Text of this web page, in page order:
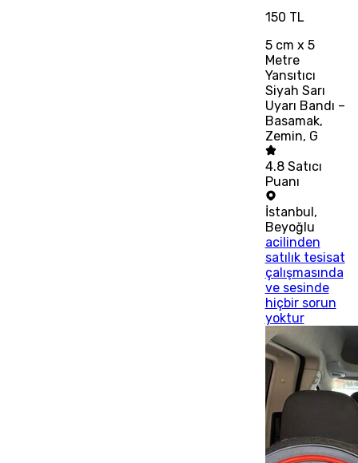
150 TL
5 cm x 5
Metre
Yansıtıcı
Siyah Sarı
Uyarı Bandı –
Basamak,
Zemin, G
4.8 Satıcı
Puanı
İstanbul,
Beyoğlu
acilinden
satılık tesisat
çalışmasında
ve sesinde
hiçbir sorun
yoktur